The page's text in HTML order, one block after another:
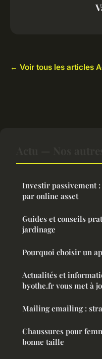
← Voir tous les articles
Investir passivement
par online asset
Guides et conseils
jardinage
Pourquoi choisir un
Actualités et
byothe.fr vous met à
Mailing emailing :
Chaussures pour
bonne taille